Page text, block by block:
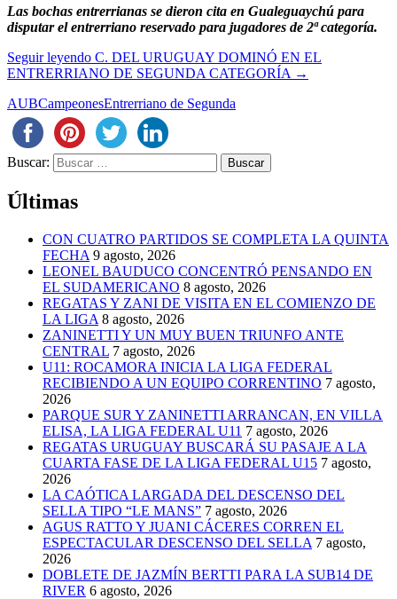
Las bochas entrerrianas se dieron cita en Gualeguaychú para
disputar el entrerriano reservado para jugadores de 2ª categoría.
Seguir leyendo C. DEL URUGUAY DOMINÓ EN EL
ENTRERRIANO DE SEGUNDA CATEGORÍA →
AUBCampeonesEntrerriano de Segunda
Buscar:
Últimas
CON CUATRO PARTIDOS SE COMPLETA LA QUINTA
FECHA 9 agosto, 2026
LEONEL BAUDUCO CONCENTRÓ PENSANDO EN
EL SUDAMERICANO 8 agosto, 2026
REGATAS Y ZANI DE VISITA EN EL COMIENZO DE
LA LIGA 8 agosto, 2026
ZANINETTI Y UN MUY BUEN TRIUNFO ANTE
CENTRAL 7 agosto, 2026
U11: ROCAMORA INICIA LA LIGA FEDERAL
RECIBIENDO A UN EQUIPO CORRENTINO 7 agosto,
2026
PARQUE SUR Y ZANINETTI ARRANCAN, EN VILLA
ELISA, LA LIGA FEDERAL U11 7 agosto, 2026
REGATAS URUGUAY BUSCARÁ SU PASAJE A LA
CUARTA FASE DE LA LIGA FEDERAL U15 7 agosto,
2026
LA CAÓTICA LARGADA DEL DESCENSO DEL
SELLA TIPO “LE MANS” 7 agosto, 2026
AGUS RATTO Y JUANI CÁCERES CORREN EL
ESPECTACULAR DESCENSO DEL SELLA 7 agosto,
2026
DOBLETE DE JAZMÍN BERTTI PARA LA SUB14 DE
RIVER 6 agosto, 2026